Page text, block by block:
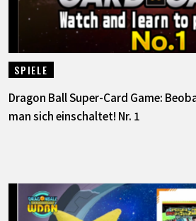
SPIELE
Dragon Ball Super-Card Game:
man sich einschaltet! Nr. 1